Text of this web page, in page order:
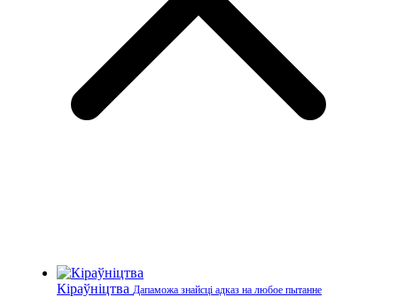
Кіраўніцтва Дапаможа знайсці адказ на любое пытанне